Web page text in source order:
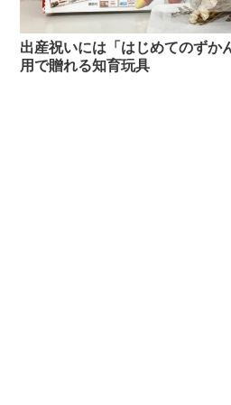
出産祝いには「はじめてのずか
用で贈れる知育玩具